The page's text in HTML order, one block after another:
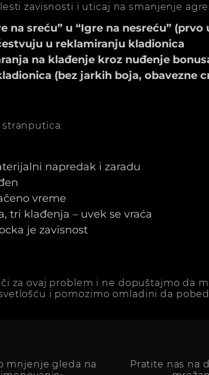
zavisnosti i uticaj na smanjenje
na sreću” u “Igre na nesreću” (prvo
u reklamiranju kladionica
na klađenje kroz nuđenje
(bez jarkih boja, obavezne
stranputica.
napredak i zaradu
vreme
tri klađenja – uvek se vraća
je zavisnost
za ovaj problem i ne dopuštajmo da
i pomozimo omladini da
mnjenje gleda na
Pratite nas na